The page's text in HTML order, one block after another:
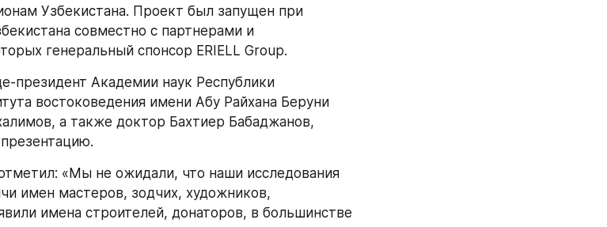
Узбекистана. Проект был запущен при
совместно с партнерами и
генеральный спонсор ERIELL Group.
президент Академии наук Республики
востоковедения имени Абу Райхана Беруни
а также доктор Бахтиер Бабаджанов,
«Мы не ожидали, что наши исследования
имен мастеров, зодчих, художников,
имена строителей, донаторов, в большинстве